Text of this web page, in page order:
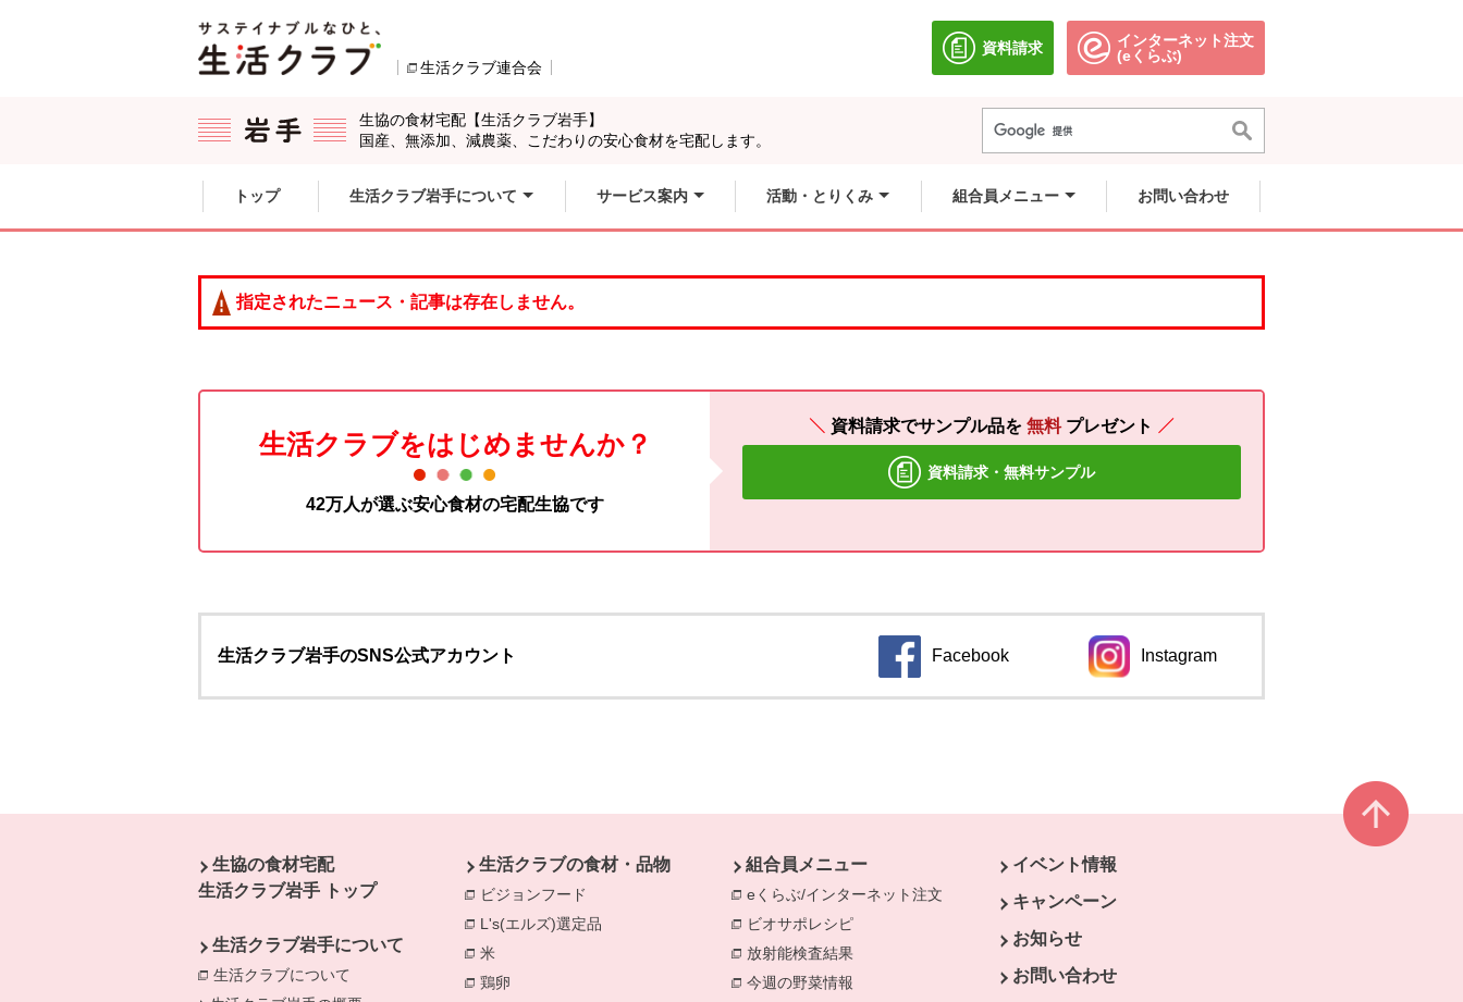
生活クラブ連合会
資料請求
別のウィンドウで開きます。
インターネット注文
(eくらぶ)別のウィンドウで開きます。
生協の食材宅配【生活クラブ岩手】
国産、無添加、減農薬、こだわりの安心食材を宅配します。
ここからサイト内共通メニューです。
サイト内共通メニューをスキップする
トップ 生活クラブ岩手について サービス案内 活動・とりくみ 組合員メニュー お問い合わせ
指定されたニュース・記事は存在しません。
生活クラブをはじめませんか？
42万人が選ぶ安心食材の宅配生協です
資料請求でサンプル品を 無料 プレゼント
資料請求・無料サンプル
生活クラブ岩手のSNS公式アカウント Facebook Instagram
生協の食材宅配
生活クラブ岩手 トップ
生活クラブ岩手について
生活クラブについて
生活クラブの食材・品物
ビジョンフード
別のウィンドウで開きます。
L's(エルズ)選定品 別のウィンドウで開きます。
米
鶏卵
組合員メニュー
eくらぶ/インターネット注文 別のウィンドウで開きます。
ビオサポレシピ
放射能検査結果 別のウィンドウで開きます。
今週の野菜情報 別のウィンドウで開きます。
イベント情報
キャンペーン
お知らせ
お問い合わせ